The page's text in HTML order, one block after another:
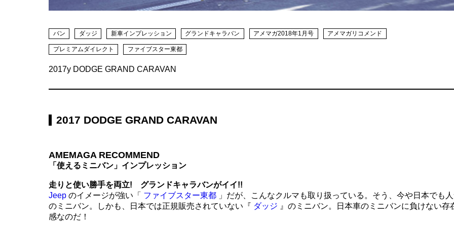
バン ダッジ 新車インプレッション グランドキャラバン アメマガ2018年1月号 アメマガリコメンド
プレミアムダイレクト ファイブスター東都
2017y DODGE GRAND CARAVAN
2017 DODGE GRAND CARAVAN
AMEMAGA RECOMMEND
「使えるミニバン」インプレッション
走りと使い勝手を両立! グランドキャラバンがイイ!!
Jeep のイメージが強い「 ファイブスター東都 」だが、こんなクルマも取り扱っている。そう、今や日本でも
のミニバン。しかも、日本では正規販売されていない『 ダッジ 』のミニバン。日本車のミニバンに負けない存
感なのだ！